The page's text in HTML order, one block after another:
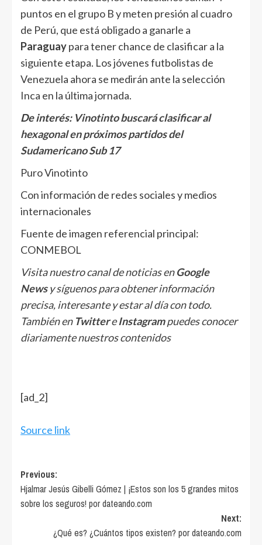
puntos en el grupo B y meten presión al cuadro
de Perú, que está obligado a ganarle a
Paraguaypara tener chance de clasificar a la
siguiente etapa. Los jóvenes futbolistas de
Venezuela ahora se medirán ante la selección
Inca en la última jornada.
De interés: Vinotinto buscará clasificar al
hexagonal en próximos partidos del
Sudamericano Sub 17
Puro Vinotinto
Con información de redes sociales y medios
internacionales
Fuente de imagen referencial principal:
CONMEBOL
Visita nuestro canal de noticias enGoogle
Newsy síguenos para obtener información
precisa, interesante y estar al día con todo.
También en TwittereInstagrampuedes conocer
diariamente nuestros contenidos
[ad_2]
Source link
Post
navigation
Previous:
Hjalmar Jesús Gibelli Gómez | ¡Estos son los 5 grandes mitos
sobre los seguros! por dateando.com
Next:
¿Qué es? ¿Cuántos tipos existen? por dateando.com